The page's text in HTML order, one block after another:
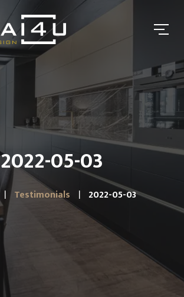
2022-05-03
Testimonials 2022-05-03